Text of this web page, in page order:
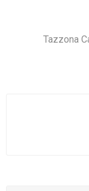
Tazzona